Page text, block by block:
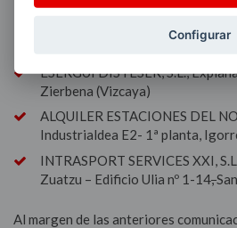
ESERGUI, S.A. Parque
Planta 1ª, nº 14, 20018 – San
ESERGUI DISTESER, S.L.,
Zierbena (Vizcaya)
ALQUILER ESTACIONES DEL
Industrialdea E2- 1ª planta,
INTRASPORT SERVICES XXI,
Zuatzu – Edificio Ulia nº 1-14,
Al margen de las anteriores
Configurar